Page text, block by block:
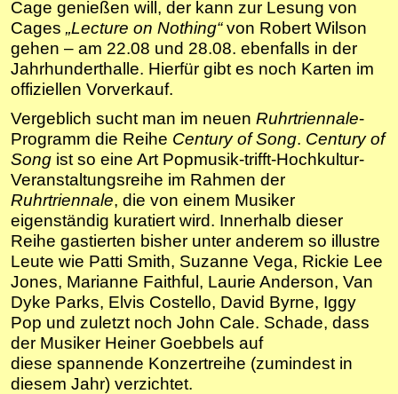
Cage genießen will, der kann zur Lesung von
Cages „Lecture on Nothing“von Robert Wilson
gehen – am 22.08 und 28.08. ebenfalls in der
Jahrhunderthalle. Hierfür gibt es noch Karten im
offiziellen Vorverkauf.
Vergeblich sucht man im neuen Ruhrtriennale-
Programm die Reihe Century of Song. Century of
Song ist so eine Art Popmusik-trifft-Hochkultur-
Veranstaltungsreihe im Rahmen der
Ruhrtriennale, die von einem Musiker
eigenständig kuratiert wird. Innerhalb dieser
Reihe gastierten bisher unter anderem so illustre
Leute wie Patti Smith, Suzanne Vega, Rickie Lee
Jones, Marianne Faithful, Laurie Anderson, Van
Dyke Parks, Elvis Costello, David Byrne, Iggy
Pop und zuletzt noch John Cale. Schade, dass
der Musiker Heiner Goebbels auf
diese spannende Konzertreihe (zumindest in
diesem Jahr) verzichtet.